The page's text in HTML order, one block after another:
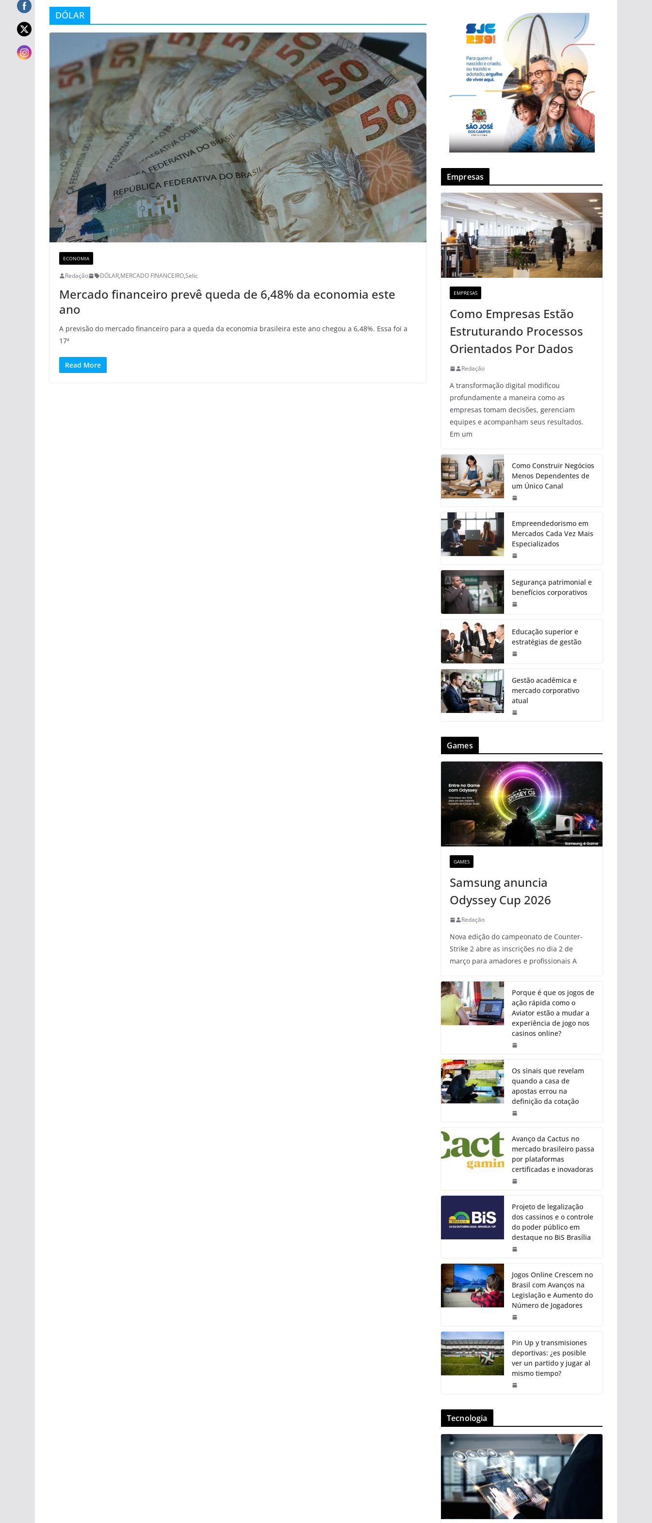
DÓLAR
ECONOMIA
Redação DÓLAR,MERCADO FINANCEIRO,Selic
Mercado financeiro prevê queda de 6,48% da economia este
ano
A previsão do mercado financeiro para a queda da economia brasileira este ano chegou a 6,48%. Essa foi a
17ª
Read More
Empresas
EMPRESAS
Como Empresas Estão
Estruturando Processos
Orientados Por Dados
Redação
A transformação digital modificou
profundamente a maneira como as
empresas tomam decisões, gerenciam
equipes e acompanham seus resultados.
Em um
Como Construir Negócios
Menos Dependentes de
um Único Canal
Empreendedorismo em
Mercados Cada Vez Mais
Especializados
Segurança patrimonial e
benefícios corporativos
Educação superior e
estratégias de gestão
Gestão acadêmica e
mercado corporativo
atual
Games
GAMES
Samsung anuncia
Odyssey Cup 2026
Redação
Nova edição do campeonato de Counter-
Strike 2 abre as inscrições no dia 2 de
março para amadores e profissionais A
Porque é que os jogos de
ação rápida como o
Aviator estão a mudar a
experiência de jogo nos
casinos online?
Os sinais que revelam
quando a casa de
apostas errou na
definição da cotação
Avanço da Cactus no
mercado brasileiro passa
por plataformas
certificadas e inovadoras
Projeto de legalização
dos cassinos e o controle
do poder público em
destaque no BiS Brasília
Jogos Online Crescem no
Brasil com Avanços na
Legislação e Aumento do
Número de Jogadores
Pin Up y transmisiones
deportivas: ¿es posible
ver un partido y jugar al
mismo tiempo?
Tecnologia